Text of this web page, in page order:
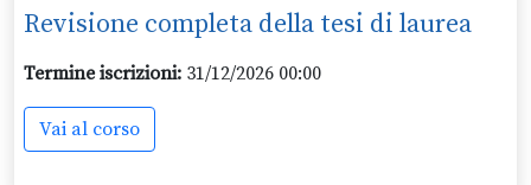
Revisione completa della tesi di laurea
Termine iscrizioni: 31/12/2026 00:00
Vai al corso